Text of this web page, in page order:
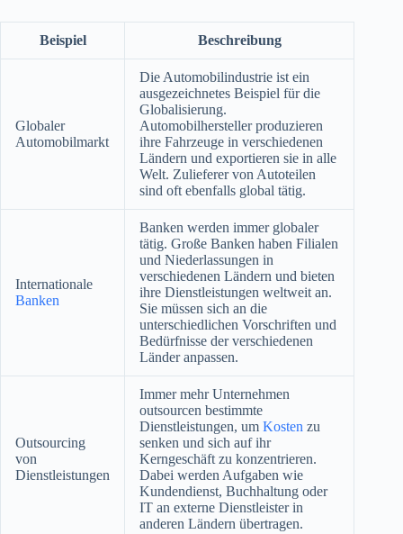
Beispiel Beschreibung
Globaler
Automobilmarkt
Die Automobilindustrie ist ein
ausgezeichnetes Beispiel für die
Globalisierung.
Automobilhersteller produzieren
ihre Fahrzeuge in verschiedenen
Ländern und exportieren sie in alle
Welt. Zulieferer von Autoteilen
sind oft ebenfalls global tätig.
Internationale
Banken
Banken werden immer globaler
tätig. Große Banken haben Filialen
und Niederlassungen in
verschiedenen Ländern und bieten
ihre Dienstleistungen weltweit an.
Sie müssen sich an die
unterschiedlichen Vorschriften und
Bedürfnisse der verschiedenen
Länder anpassen.
Outsourcing
von
Dienstleistungen
Immer mehr Unternehmen
outsourcen bestimmte
Dienstleistungen, um Kosten zu
senken und sich auf ihr
Kerngeschäft zu konzentrieren.
Dabei werden Aufgaben wie
Kundendienst, Buchhaltung oder
IT an externe Dienstleister in
anderen Ländern übertragen.